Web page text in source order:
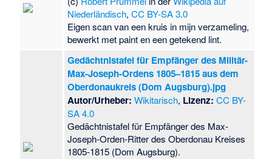
Niederländisch,CC BY-SA 3.0
Eigen scan van een kruis in mijn verzameling,
bewerkt met paint en een getekend lint.
Gedächtnistafel für Empfänger des Militär-
Max-Joseph-Ordens 1805–1815 aus dem
Oberdonaukreis (Dom Augsburg).jpg
Autor/Urheber: Wikitarisch, Lizenz: CC BY-
SA 4.0
Gedächtnistafel für Empfänger des Max-
Joseph-Orden-Ritter des Oberdonau Kreises
1805-1815 (Dom Augsburg).